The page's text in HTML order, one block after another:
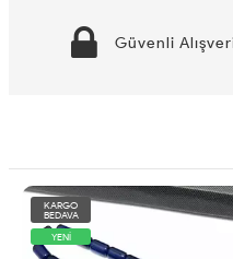
Güvenli
KARGO
BEDAVA
YENİ